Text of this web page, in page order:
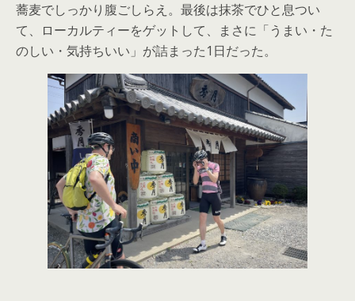
蕎麦でしっかり腹ごしらえ。最後は抹茶でひと息つい
て、ローカルティーをゲットして、まさに「うまい・た
のしい・気持ちいい」が詰まった1日だった。